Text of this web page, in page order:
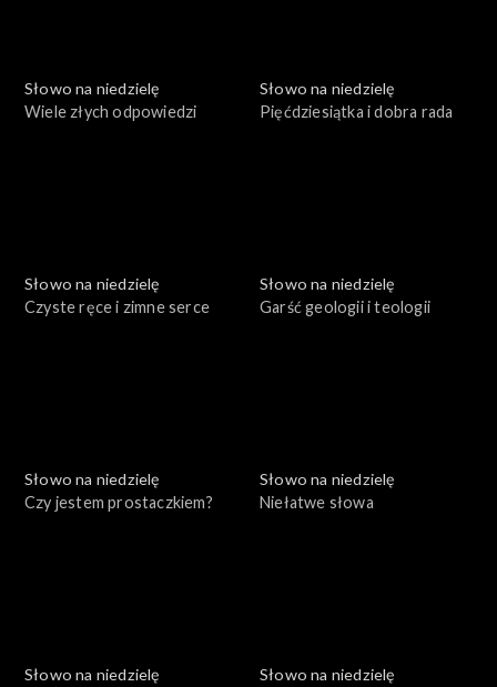
Słowo na niedzielę
Wiele złych odpowiedzi
Słowo na niedzielę
Pięćdziesiątka i dobra rada
Słowo na niedzielę
Czyste ręce i zimne serce
Słowo na niedzielę
Garść geologii i teologii
Słowo na niedzielę
Czy jestem prostaczkiem?
Słowo na niedzielę
Niełatwe słowa
Słowo na niedzielę
Słowo na niedzielę